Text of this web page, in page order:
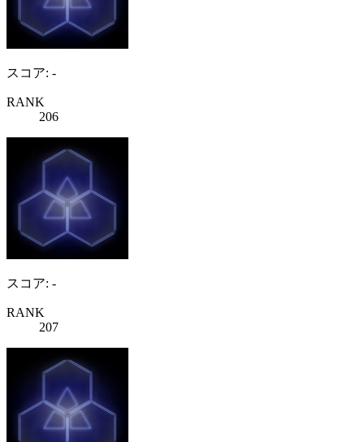
スコア: -
RANK
206
スコア: -
RANK
207